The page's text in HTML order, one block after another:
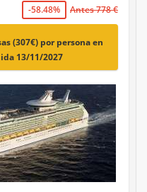
-58.48% Antes 778 €
(307€) por persona en
13/11/2027